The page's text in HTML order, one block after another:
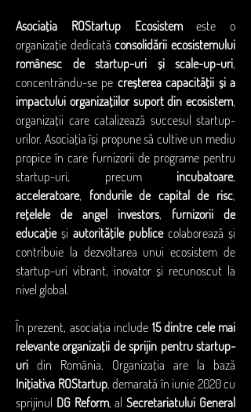
Asociația ROStartup Ecosistem este o
organizație dedicată consolidării ecosistemului
românesc de startup-uri și scale-up-uri,
concentrându-se pe creșterea capacității și a
impactului organizațiilor suport din ecosistem,
organizații care catalizează succesul startup-
urilor. Asociația își propune să cultive un mediu
propice în care furnizorii de programe pentru
startup-uri, precum incubatoare
acceleratoare, fondurile de capital de risc
rețelele de angel investors, furnizorii de
educație și autoritățile publice colaborează și
contribuie la dezvoltarea unui ecosistem de
startup-uri vibrant, inovator și recunoscut la
nivel global.
În prezent, asociația include 15 dintre cele mai
relevante organizații de sprijin pentru startup-
uri
Inițiativa ROStartup, demarată în iunie 2020 cu
sprijinul DG Reform, al Secretariatului General